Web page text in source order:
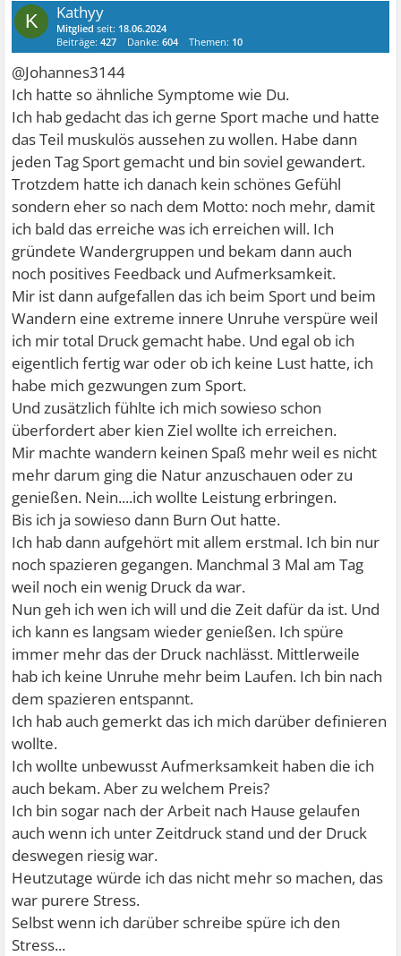
K Kathyy
Mitglied seit: 18.06.2024
Beiträge:427 Danke:604 Themen: 10
@Johannes3144
Ich hatte so ähnliche Symptome wie Du.
Ich hab gedacht das ich gerne Sport mache und hatte
das Teil muskulös aussehen zu wollen. Habe dann
jeden Tag Sport gemacht und bin soviel gewandert.
Trotzdem hatte ich danach kein schönes Gefühl
sondern eher so nach dem Motto: noch mehr, damit
ich bald das erreiche was ich erreichen will. Ich
gründete Wandergruppen und bekam dann auch
noch positives Feedback und Aufmerksamkeit.
Mir ist dann aufgefallen das ich beim Sport und beim
Wandern eine extreme innere Unruhe verspüre weil
ich mir total Druck gemacht habe. Und egal ob ich
eigentlich fertig war oder ob ich keine Lust hatte, ich
habe mich gezwungen zum Sport.
Und zusätzlich fühlte ich mich sowieso schon
überfordert aber kien Ziel wollte ich erreichen.
Mir machte wandern keinen Spaß mehr weil es nicht
mehr darum ging die Natur anzuschauen oder zu
genießen. Nein....ich wollte Leistung erbringen.
Bis ich ja sowieso dann Burn Out hatte.
Ich hab dann aufgehört mit allem erstmal. Ich bin nur
noch spazieren gegangen. Manchmal 3 Mal am Tag
weil noch ein wenig Druck da war.
Nun geh ich wen ich will und die Zeit dafür da ist. Und
ich kann es langsam wieder genießen. Ich spüre
immer mehr das der Druck nachlässt. Mittlerweile
hab ich keine Unruhe mehr beim Laufen. Ich bin nach
dem spazieren entspannt.
Ich hab auch gemerkt das ich mich darüber definieren
wollte.
Ich wollte unbewusst Aufmerksamkeit haben die ich
auch bekam. Aber zu welchem Preis?
Ich bin sogar nach der Arbeit nach Hause gelaufen
auch wenn ich unter Zeitdruck stand und der Druck
deswegen riesig war.
Heutzutage würde ich das nicht mehr so machen, das
war purere Stress.
Selbst wenn ich darüber schreibe spüre ich den
Stress...